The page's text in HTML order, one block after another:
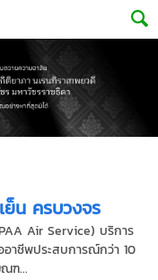
น ครบวงจร
Air Service) บริการ
าชีพประสบการณ์กว่า 10
ฑ...